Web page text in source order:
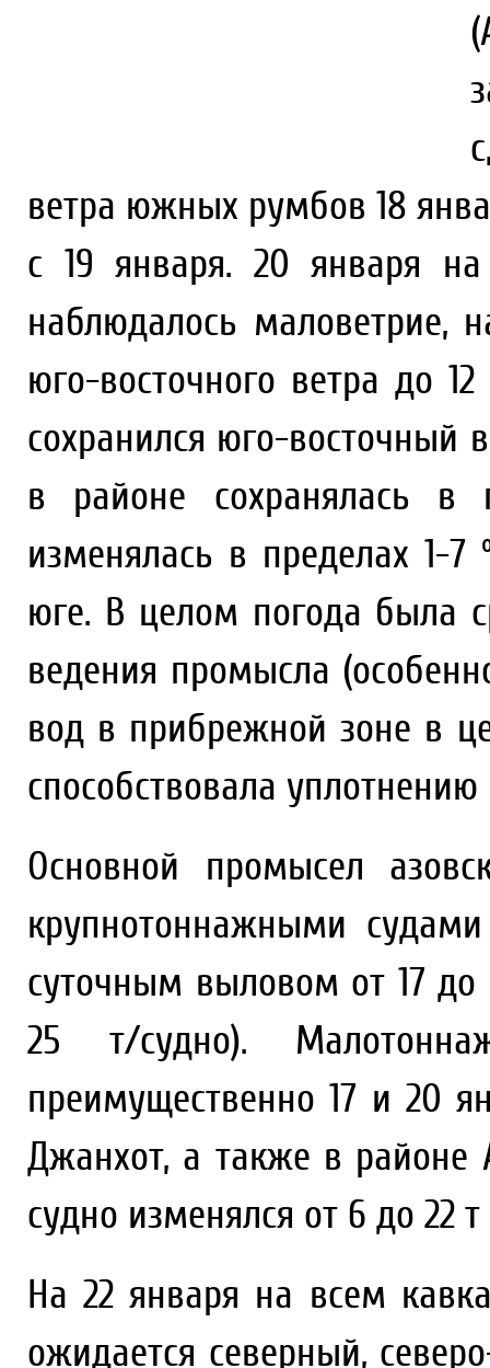
ветра южных румбов 18
с 19 января. 20 января
наблюдалось маловетрие,
юго-восточного ветра до
сохранился юго-восточный
в районе сохранялась в
изменялась в пределах 1-
юге. В целом погода была
ведения промысла
вод в прибрежной зоне в
способствовала
Основной промысел
крупнотоннажными
суточным выловом от 17
25 т/судно).
преимущественно 17 и 20
Джанхот, а также в
судно изменялся от 6 до 22
На 22 января на всем
ожидается северный,